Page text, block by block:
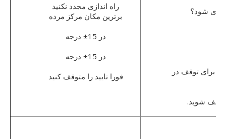
شود؟
برای توقف در
شوید.
راه اندازی مجدد نکنید
برترین مکان مرکز مرده
در 15± درجه
در 15± درجه
فورا تایید را متوقف کنید